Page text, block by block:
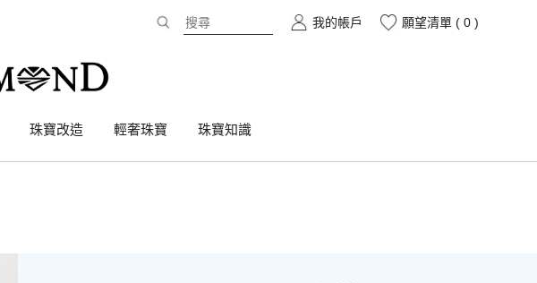
我的帳戶 願望清單 ( 0 )
珠寶改造 輕奢珠寶 珠寶知識